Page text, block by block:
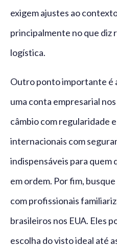
exigem ajustes ao
principalmente no que diz
logística.
Outro ponto importante é
uma conta empresarial
câmbio com regularidade
internacionais com
indispensáveis para quem
em ordem. Por fim,
com profissionais
brasileiros nos EUA. Eles
escolha do visto ideal até